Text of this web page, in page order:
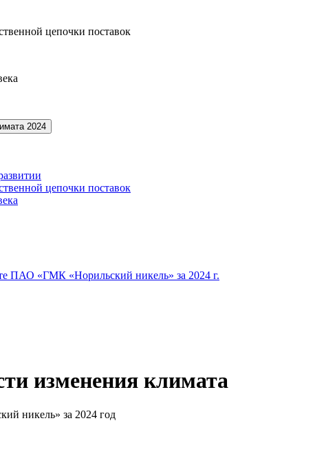
цепочки поставок
2024
цепочки поставок
ПАО «ГМК «Норильский никель» за 2024 г.
изменения климата
никель» за 2024 год